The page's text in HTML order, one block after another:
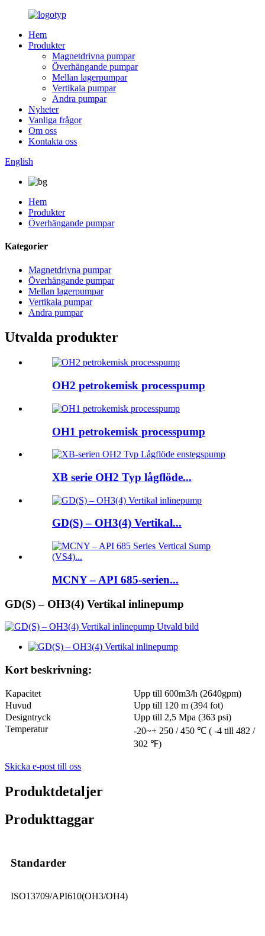
Hem
Produkter
Magnetdrivna pumpar
Överhängande pumpar
Mellan lagerpumpar
Vertikala pumpar
Andra pumpar
Nyheter
Vanliga frågor
Om oss
Kontakta oss
English
Hem
Produkter
Överhängande pumpar
Kategorier
Magnetdrivna pumpar
Överhängande pumpar
Mellan lagerpumpar
Vertikala pumpar
Andra pumpar
Utvalda produkter
OH2 petrokemisk processpump
OH1 petrokemisk processpump
XB serie OH2 Typ lågflöde...
GD(S) – OH3(4) Vertikal...
MCNY – API 685-serien...
GD(S) – OH3(4) Vertikal inlinepump
Kort beskrivning:
Kapacitet
Upp till 600m3/h (2640gpm)
Huvud
Upp till 120 m (394 fot)
Designtryck
Upp till 2,5 Mpa (363 psi)
Temperatur
-20~+ 250 / 450 ℃ ( -4 till 482 /
302 ℉)
Skicka e-post till oss
Produktdetaljer
Produkttaggar
Standarder
ISO13709/API610(OH3/OH4)